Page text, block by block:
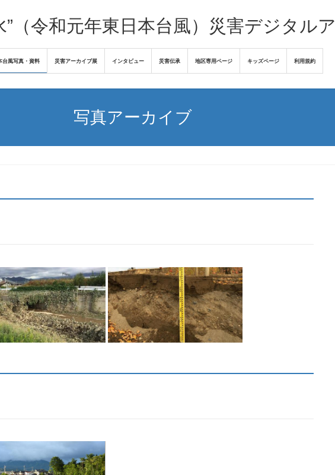
”（令和元年東日本台風）災害デジタル
台風写真・資料 災害アーカイブ展 インタビュー 災害伝承 地区専用ページ キッズページ 利用規約
写真アーカイブ